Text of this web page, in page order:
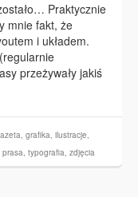
Praktycznie
mnie fakt, że
i układem.
przeżywały jakiś
, grafika, ilustracje,
prasa, typografia, zdjęcia